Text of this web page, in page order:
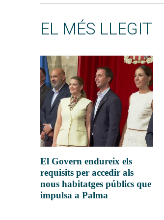
EL MÉS LLEGIT
El Govern endureix els
requisits per accedir als
nous habitatges públics que
impulsa a Palma